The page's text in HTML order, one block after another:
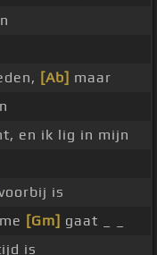
[Ab] maar
en ik lig in mijn
is
[Gm] gaat _ _
is